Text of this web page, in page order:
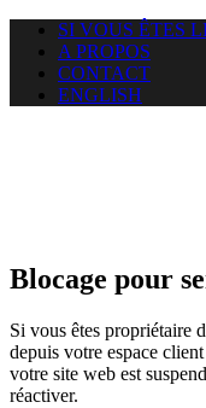
SI VOUS ÊTES
A PROPOS
CONTACT
ENGLISH
Blocage pour
Si vous êtes propriétaire
depuis votre espace
votre site web est
réactiver.